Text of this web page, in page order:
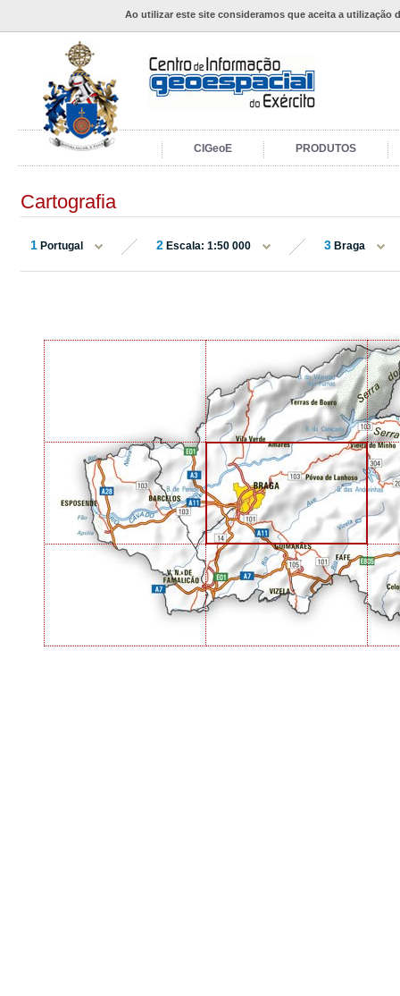
Ao utilizar este site consideramos que aceita a utilização
CIGeoE PRODUTOS
Cartografia
1 Portugal 2 Escala: 1:50 000 3 Braga